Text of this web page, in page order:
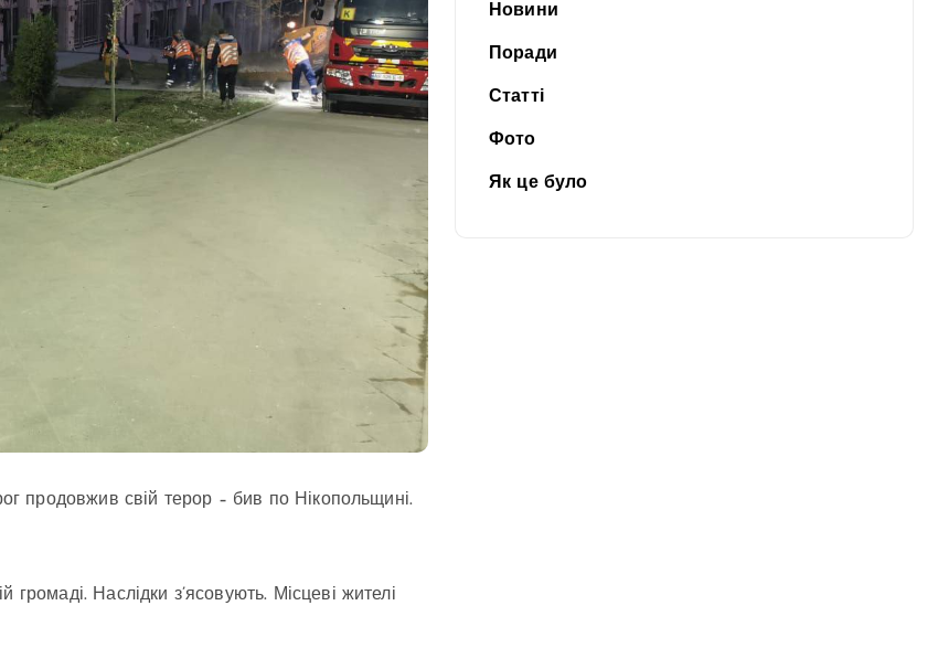
продовжив свій терор – бив по Нікопольщині.
Наслідки з’ясовують. Місцеві жителі
Новини
Поради
Статті
Фото
Як це було